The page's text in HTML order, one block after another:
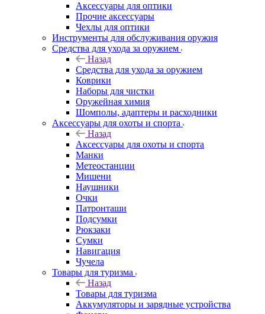
Аксессуары для оптики
Прочие аксессуары
Чехлы для оптики
Инструменты для обслуживания оружия
Средства для ухода за оружием
Назад
Средства для ухода за оружием
Коврики
Наборы для чистки
Оружейная химия
Шомполы, адаптеры и расходники
Аксессуары для охоты и спорта
Назад
Аксессуары для охоты и спорта
Манки
Метеостанции
Мишени
Наушники
Очки
Патронташи
Подсумки
Рюкзаки
Сумки
Навигация
Чучела
Товары для туризма
Назад
Товары для туризма
Аккумуляторы и зарядные устройства